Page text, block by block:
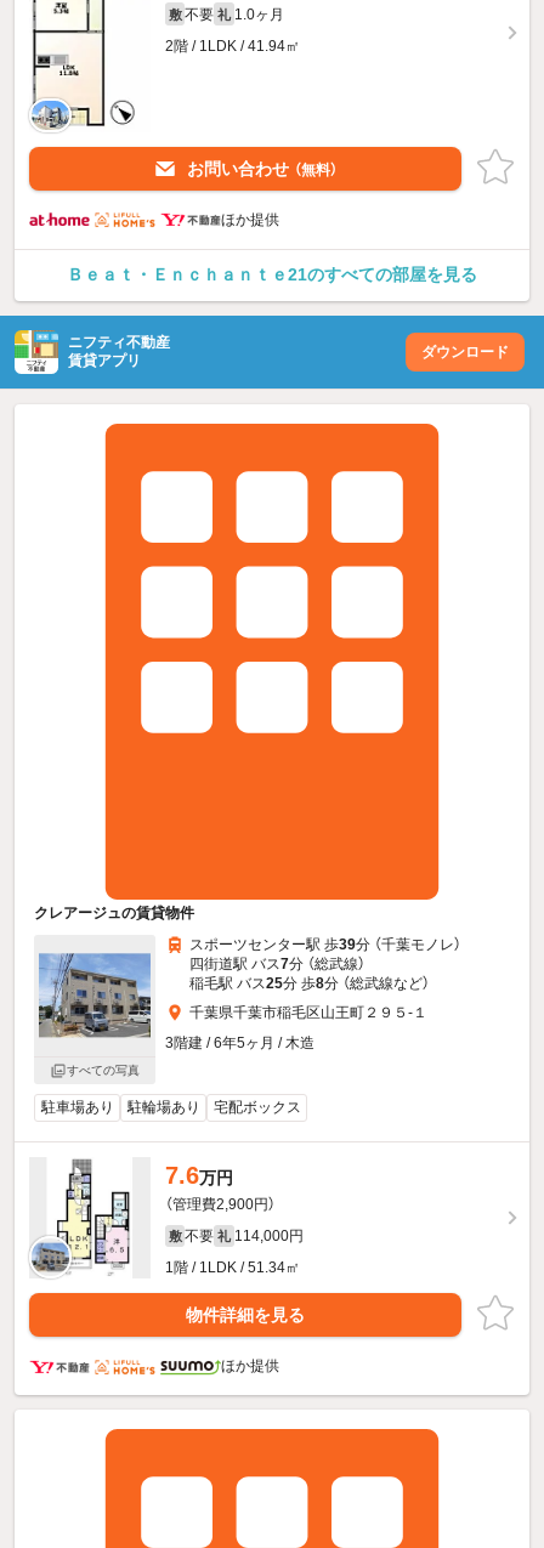
敷 不要 礼 1.0ヶ月
2階 / 1LDK / 41.94㎡
お問い合わせ （無料）
ほか提供
Ｂｅａｔ・Ｅｎｃｈａｎｔｅ21のすべての部屋を見る
ニフティ不動産
賃貸アプリ
ダウンロード
クレアージュの賃貸物件
すべての写真
スポーツセンター駅 歩39分 （千葉モノレ）
四街道駅 バス7分 （総武線）
稲毛駅 バス25分 歩8分 （総武線など）
千葉県千葉市稲毛区山王町２９５-１
3階建 / 6年5ヶ月 / 木造
駐車場あり 駐輪場あり 宅配ボックス
7.6万円
（管理費2,900円）
敷 不要 礼 114,000円
1階 / 1LDK / 51.34㎡
物件詳細を見る
ほか提供